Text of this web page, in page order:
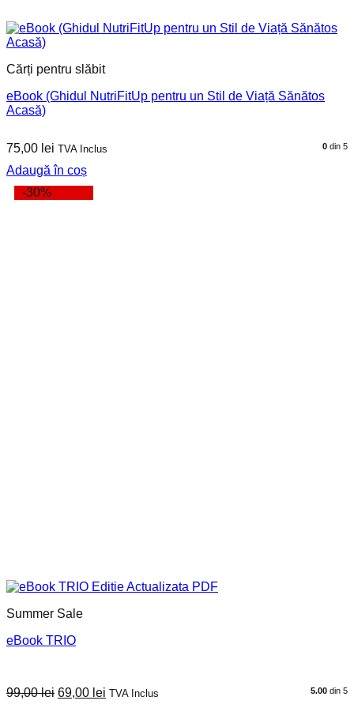
Cărți pentru slăbit
eBook (Ghidul NutriFitUp pentru un Stil de Viață Sănătos
Acasă)
0 din 5
75,00 lei TVA Inclus
Adaugă în coș
-30%
Summer Sale
eBook TRIO
5.00 din 5
99,00lei Prețul
69,00 lei Prețul
TVA Inclus